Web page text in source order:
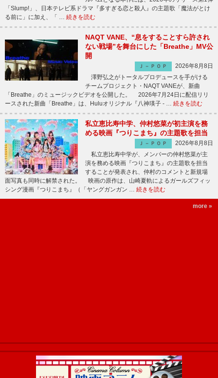
「Slump!」、日本テレビ系ドラマ『多すぎる恋と殺人』の主題歌「魔法がとけ
る前に」に加え、「 … 続きを読む
NAQT VANE、“息をすることすら許され
ない戦場”を舞台にした「Breathe」MV公
開
Ｊ－ＰＯＰ
2026年8月8日
澤野弘之がトータルプロデュースを手がける
チームプロジェクト・NAQT VANEが、新曲
「Breathe」のミュージックビデオを公開した。 2026年7月24日に配信リリ
ースされた新曲「Breathe」は、Huluオリジナル『八神瑛子 - … 続きを読む
私立恵比寿中学、仲村悠菜が初主演を務
める映画『つりこまち』の主題歌を担当
Ｊ－ＰＯＰ
2026年8月8日
私立恵比寿中学が、メンバーの仲村悠菜が主
演を務める映画『つりこまち』の主題歌を担当
することが発表され、仲村のコメントと新規場
面写真も同時に解禁された。 映画の原作は、山崎夏軌によるガールズフィッ
シング漫画『つりこまち』（「ヤングガンガン … 続きを読む
more »